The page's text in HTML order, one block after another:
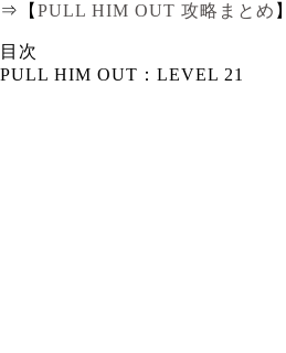
⇒【 PULL HIM OUT 攻略まとめ 】
目次
PULL HIM OUT：LEVEL 21